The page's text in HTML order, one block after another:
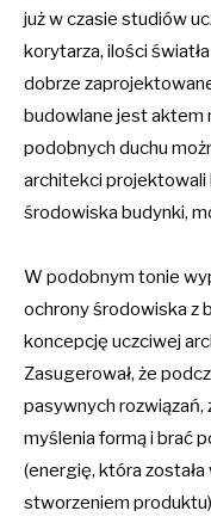
już w czasie studiów
korytarza, ilości
dobrze
budowlane jest aktem
podobnych duchu
architekci projektowali
środowiska budynki,
W podobnym tonie
ochrony środowiska z
koncepcję uczciwej
Zasugerował, że
pasywnych rozwiązań,
myślenia formą i brać
(energię, która
stworzeniem